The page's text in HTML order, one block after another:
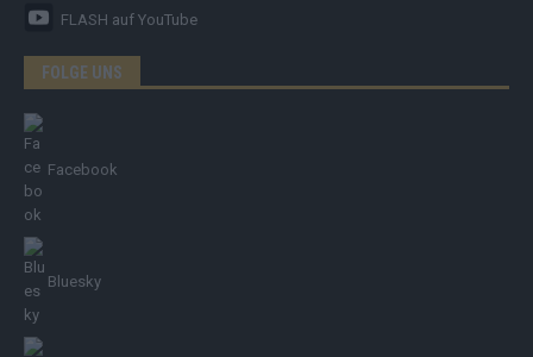
FLASH auf YouTube
FOLGE UNS
Facebook
Bluesky